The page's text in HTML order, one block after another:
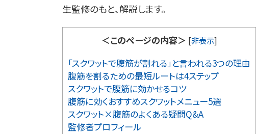
生監修のもと、解説します。
＜このページの内容＞ [非表示]
「スクワットで腹筋が割れる」と言われる3つの理由
腹筋を割るための最短ルートは4ステップ
スクワットで腹筋に効かせるコツ
腹筋に効くおすすめスクワットメニュー5選
スクワット×腹筋のよくある疑問Q&A
監修者プロフィール